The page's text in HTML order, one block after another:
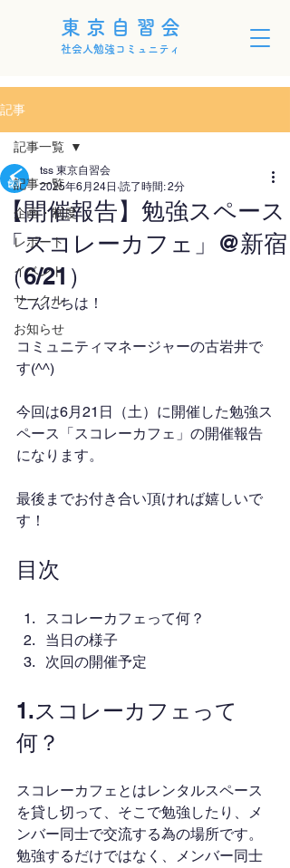
東京自習会
社会人勉強コミュニティ
記事
記事一覧
企画・制度
レポート
イベント
サークル
お知らせ
記事一覧
【開催報告】勉強スペース
「スコレーカフェ」@新宿
（6/21）
tss 東京自習会
2025年6月24日 読了時間: 2分
こんにちは！
コミュニティマネージャーの古岩井で
す(^^)
今回は6月21日（土）に開催した勉強ス
ペース「スコレーカフェ」の開催報告
になります。
最後までお付き合い頂ければ嬉しいで
す！
目次
スコレーカフェって何？
当日の様子
次回の開催予定
1.スコレーカフェって
何？
スコレーカフェとはレンタルスペース
を貸し切って、そこで勉強したり、メ
ンバー同士で交流する為の場所です。
勉強するだけではなく、メンバー同士